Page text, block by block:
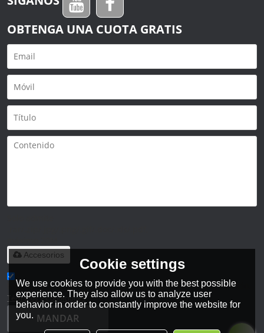
OBTENGA UNA CUOTA GRATIS
Accesorios
He leido y acepto los Términos y Condiciones de este servicio,
Términos y Condiciones
MANDAR
Cookie settings
We use cookies to provide you with the best possible
experience. They also allow us to analyze user
behavior in order to constantly improve the website for
you.